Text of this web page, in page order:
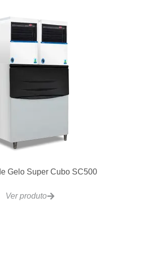
Louças Contínua CCR330
Ver produto